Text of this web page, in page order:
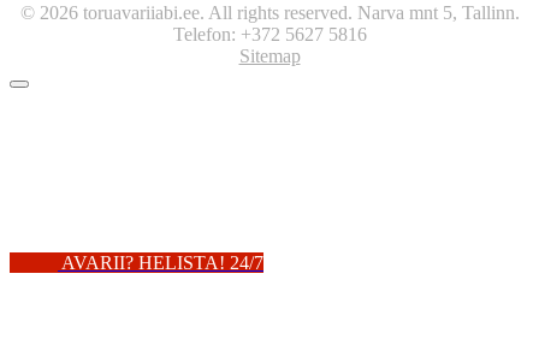
© 2026 toruavariiabi.ee. All rights reserved. Narva mnt 5, Tallinn.
Telefon: +372 5627 5816
Sitemap
AVARII? HELISTA! 24/7